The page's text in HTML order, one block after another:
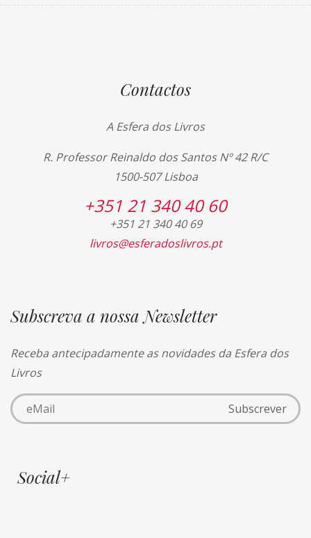
Contactos
A Esfera dos Livros
R. Professor Reinaldo dos Santos Nº 42 R/C
1500-507 Lisboa
+351 21 340 40 60
+351 21 340 40 69
livros@esferadoslivros.pt
Subscreva a nossa Newsletter
Receba antecipadamente as novidades da Esfera dos
Livros
Social+